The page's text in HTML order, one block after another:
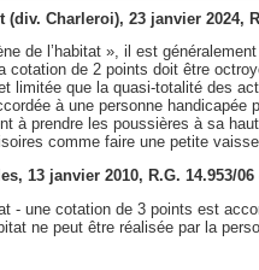
(div. Charleroi), 23 janvier 2024,
de l’habitat », il est
cotation de 2 points doit être
limitée que la quasi-totalité des
à une personne
à prendre les poussières à sa
comme faire une petite
13 janvier 2010, R.G. 14.953/06
- une cotation de 3 points est
ne peut être réalisée par la